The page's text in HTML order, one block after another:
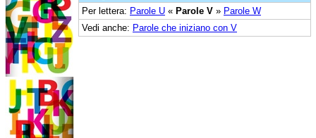
Per lettera: Parole U « Parole V » Parole W
Vedi anche: Parole che iniziano con V